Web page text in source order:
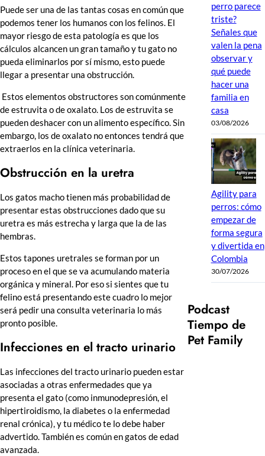
Puede ser una de las tantas cosas en común que
podemos tener los humanos con los felinos. El
mayor riesgo de esta patología es que los
cálculos alcancen un gran tamaño y tu gato no
pueda eliminarlos por sí mismo, esto puede
llegar a presentar una obstrucción.
Estos elementos obstructores son comúnmente
de estruvita o de oxalato. Los de estruvita se
pueden deshacer con un alimento específico. Sin
embargo, los de oxalato no entonces tendrá que
extraerlos en la clínica veterinaria.
Obstrucción en la uretra
Los gatos macho tienen más probabilidad de
presentar estas obstrucciones dado que su
uretra es más estrecha y larga que la de las
hembras.
Estos tapones uretrales se forman por un
proceso en el que se va acumulando materia
orgánica y mineral. Por eso si sientes que tu
felino está presentando este cuadro lo mejor
será pedir una consulta veterinaria lo más
pronto posible.
Infecciones en el tracto urinario
Las infecciones del tracto urinario pueden estar
asociadas a otras enfermedades que ya
presenta el gato (como inmunodepresión, el
hipertiroidismo, la diabetes o la enfermedad
renal crónica), y tu médico te lo debe haber
advertido. También es común en gatos de edad
avanzada.
perro parece
triste?
Señales que
valen la pena
observar y
qué puede
hacer una
familia en
casa
03/08/2026
Agility para
perros: cómo
empezar de
forma segura
y divertida en
Colombia
30/07/2026
Podcast
Tiempo de
Pet Family